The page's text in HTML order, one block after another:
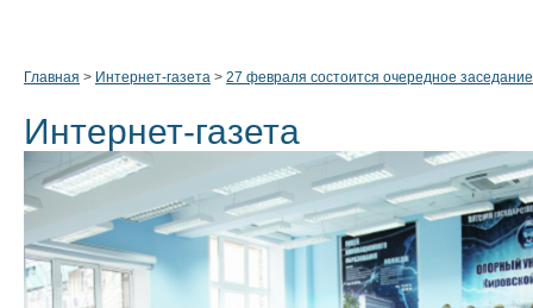
Главная > Интернет-газета > 27 февраля состоится очередное
Интернет-газета